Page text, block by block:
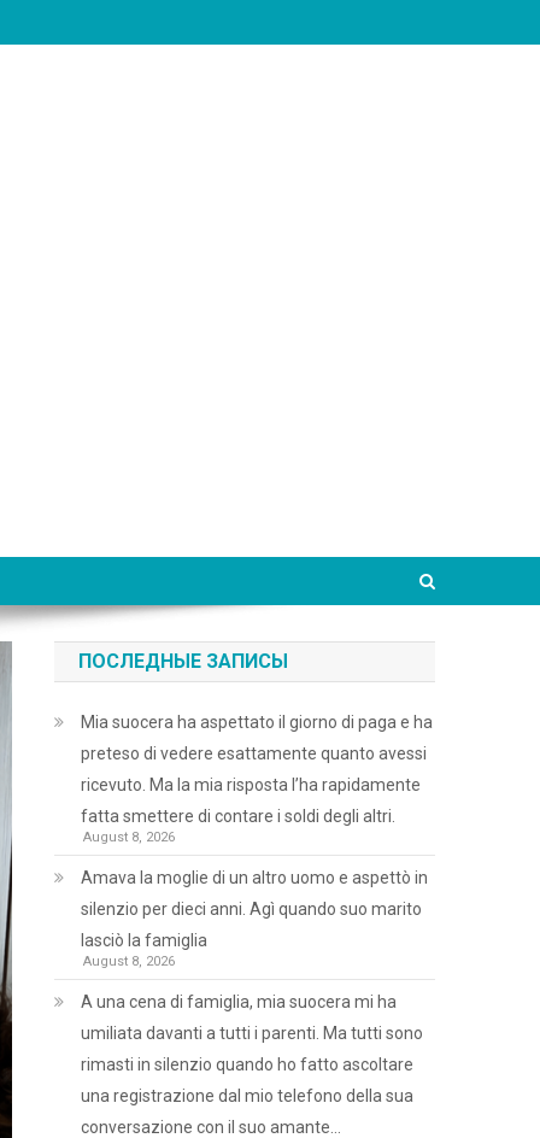
ПОСЛЕДНЫЕ ЗАПИСЫ
Mia suocera ha aspettato il giorno di paga e ha
preteso di vedere esattamente quanto avessi
ricevuto. Ma la mia risposta l’ha rapidamente
fatta smettere di contare i soldi degli altri.
August 8, 2026
Amava la moglie di un altro uomo e aspettò in
silenzio per dieci anni. Agì quando suo marito
lasciò la famiglia
August 8, 2026
A una cena di famiglia, mia suocera mi ha
umiliata davanti a tutti i parenti. Ma tutti sono
rimasti in silenzio quando ho fatto ascoltare
una registrazione dal mio telefono della sua
conversazione con il suo amante…